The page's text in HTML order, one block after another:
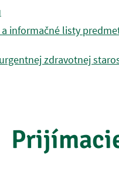
informačné listy
zdravotnej